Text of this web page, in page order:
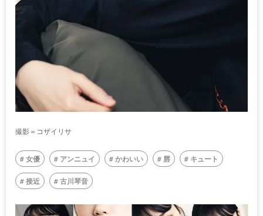
撮影＝コザイリサ
女優 アンニュイ かわいい 唇 キュート
接近 古川琴音